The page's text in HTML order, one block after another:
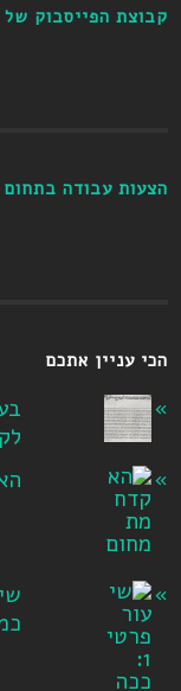
קבוצת הפייסבוק
הצעות עבודה בתחום
הכי עניין אתכם